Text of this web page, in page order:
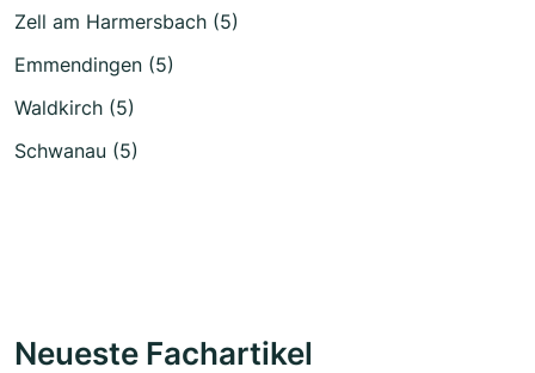
Zell am Harmersbach (5)
Emmendingen (5)
Waldkirch (5)
Schwanau (5)
Neueste Fachartikel